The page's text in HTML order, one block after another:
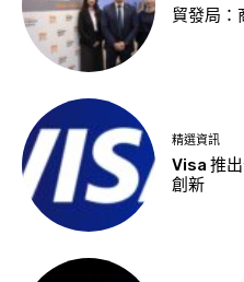
貿發局：
精選資訊
Visa 推
創新